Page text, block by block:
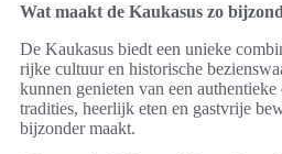
Wat maakt de Kaukasus zo
De Kaukasus biedt een unieke
rijke cultuur en historische
kunnen genieten van een
tradities, heerlijk eten en gastvrije
bijzonder maakt.